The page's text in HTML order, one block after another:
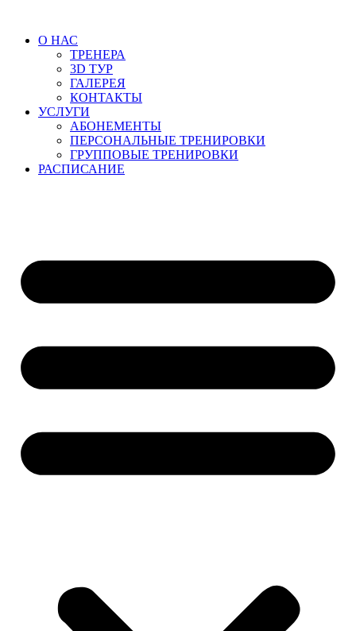
содержимому
О НАС
ТРЕНЕРА
3D ТУР
ГАЛЕРЕЯ
КОНТАКТЫ
УСЛУГИ
АБОНЕМЕНТЫ
ПЕРСОНАЛЬНЫЕ ТРЕНИРОВКИ
ГРУППОВЫЕ ТРЕНИРОВКИ
РАСПИСАНИЕ